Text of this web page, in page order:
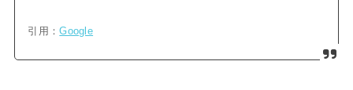
引用：Google